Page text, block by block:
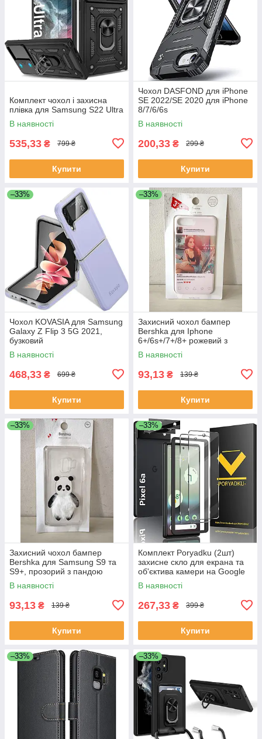
Комплект чохол і захисна
плівка для Samsung S22 Ultra
В наявності
535,33 ₴ 799 ₴
Купити
Чохол DASFOND для iPhone
SE 2022/SE 2020 для iPhone
8/7/6/6s
В наявності
200,33 ₴ 299 ₴
Купити
–33%
Чохол KOVASIA для Samsung
Galaxy Z Flip 3 5G 2021,
бузковий
В наявності
468,33 ₴ 699 ₴
Купити
–33%
Захисний чохол бампер
Bershka для Iphone
6+/6s+/7+/8+ рожевий з
принтом
В наявності
93,13 ₴ 139 ₴
Купити
–33%
Захисний чохол бампер
Bershka для Samsung S9 та
S9+, прозорий з пандою
В наявності
93,13 ₴ 139 ₴
Купити
–33%
Комплект Poryadku (2шт)
захисне скло для екрана та
об'єктива камери на Google
Pixel 6a
В наявності
267,33 ₴ 399 ₴
Купити
–33% –33%